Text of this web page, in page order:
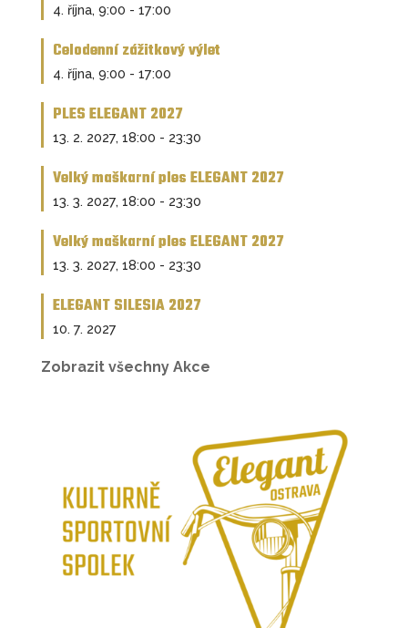
4. října, 9:00 - 17:00
Celodenní zážitkový výlet
4. října, 9:00 - 17:00
PLES ELEGANT 2027
13. 2. 2027, 18:00 - 23:30
Velký maškarní ples ELEGANT 2027
13. 3. 2027, 18:00 - 23:30
Velký maškarní ples ELEGANT 2027
13. 3. 2027, 18:00 - 23:30
ELEGANT SILESIA 2027
10. 7. 2027
Zobrazit všechny Akce